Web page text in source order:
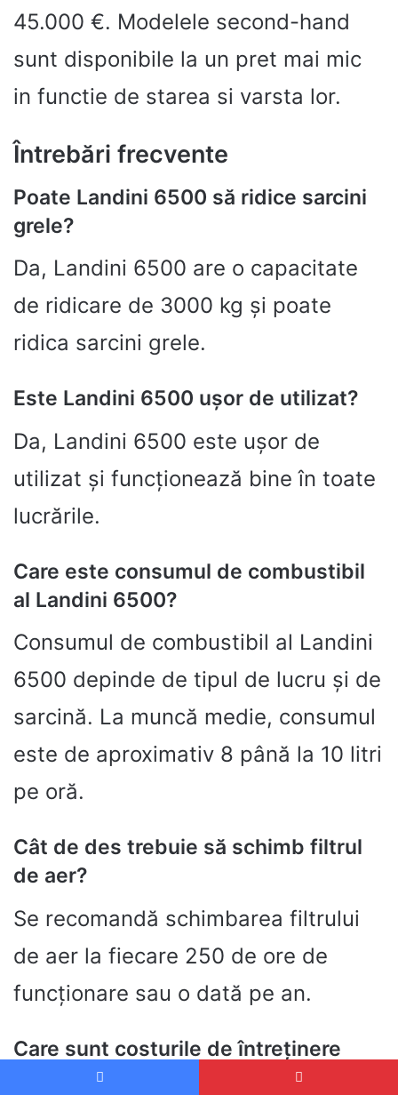
45.000 €. Modelele second-hand
sunt disponibile la un pret mai mic
in functie de starea si varsta lor.
Întrebări frecvente
Poate Landini 6500 să ridice sarcini
grele?
Da, Landini 6500 are o capacitate
de ridicare de 3000 kg și poate
ridica sarcini grele.
Este Landini 6500 ușor de utilizat?
Da, Landini 6500 este ușor de
utilizat și funcționează bine în toate
lucrările.
Care este consumul de combustibil
al Landini 6500?
Consumul de combustibil al Landini
6500 depinde de tipul de lucru și de
sarcină. La muncă medie, consumul
este de aproximativ 8 până la 10 litri
pe oră.
Cât de des trebuie să schimb filtrul
de aer?
Se recomandă schimbarea filtrului
de aer la fiecare 250 de ore de
funcționare sau o dată pe an.
Care sunt costurile de întreținere
pentru Landini 6500?